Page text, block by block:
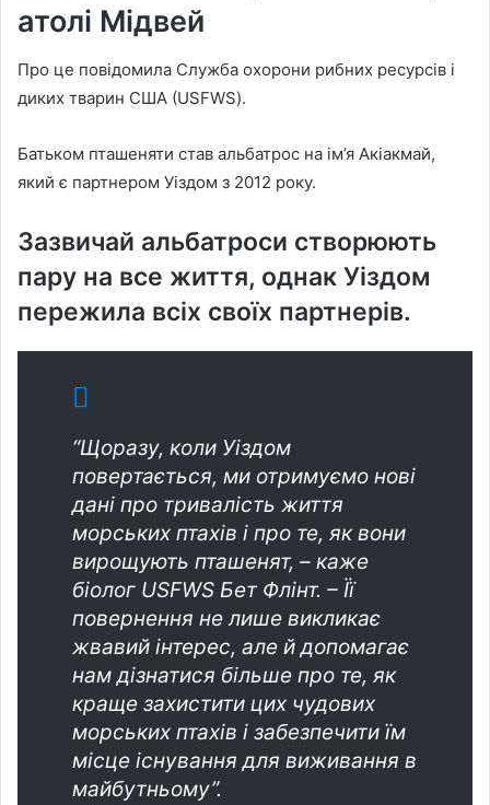
атолі Мідвей
Про це повідомила Служба охорони рибних ресурсів і
диких тварин США (USFWS).
Батьком пташеняти став альбатрос на ім’я Акіакмай,
який є партнером Уіздом з 2012 року.
Зазвичай альбатроси створюють
пару на все життя, однак Уіздом
пережила всіх своїх партнерів.
“Щоразу, коли Уіздом
повертається, ми отримуємо нові
дані про тривалість життя
морських птахів і про те, як вони
вирощують пташенят, – каже
біолог USFWS Бет Флінт. – Її
повернення не лише викликає
жвавий інтерес, але й допомагає
нам дізнатися більше про те, як
краще захистити цих чудових
морських птахів і забезпечити їм
місце існування для виживання в
майбутньому”.